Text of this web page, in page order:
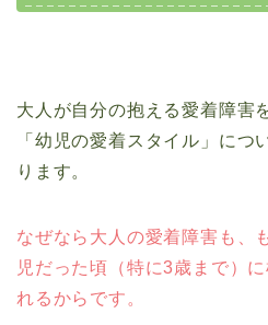
大人が自分の抱える愛着障害
「幼児の愛着スタイル」につ
ります。
なぜなら大人の愛着障害も、
児だった頃（特に3歳まで）
れるからです。